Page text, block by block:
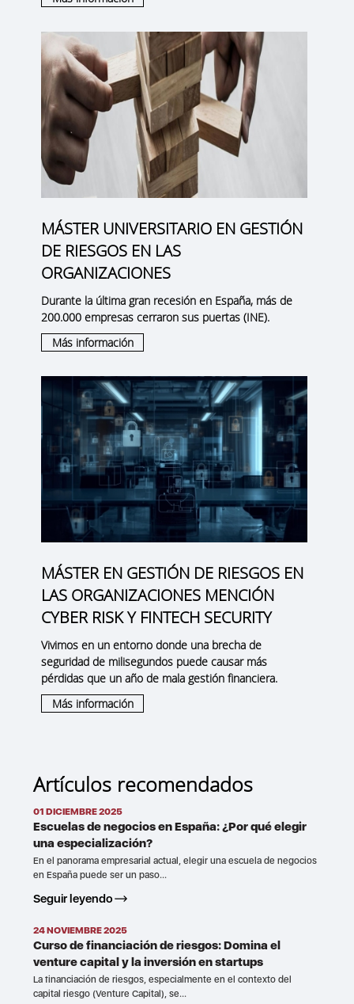
MÁSTER UNIVERSITARIO EN GESTIÓN
DE RIESGOS EN LAS
ORGANIZACIONES
Durante la última gran recesión en España, más de
200.000 empresas cerraron sus puertas (INE).
Más información
MÁSTER EN GESTIÓN DE RIESGOS EN
LAS ORGANIZACIONES MENCIÓN
CYBER RISK Y FINTECH SECURITY
Vivimos en un entorno donde una brecha de
seguridad de milisegundos puede causar más
pérdidas que un año de mala gestión financiera.
Más información
Artículos recomendados
01 DICIEMBRE 2025
Escuelas de negocios en España: ¿Por qué elegir
una especialización?
En el panorama empresarial actual, elegir una escuela de negocios
en España puede ser un paso...
Seguir leyendo
24 NOVIEMBRE 2025
Curso de financiación de riesgos: Domina el
venture capital y la inversión en startups
La financiación de riesgos, especialmente en el contexto del
capital riesgo (Venture Capital), se...